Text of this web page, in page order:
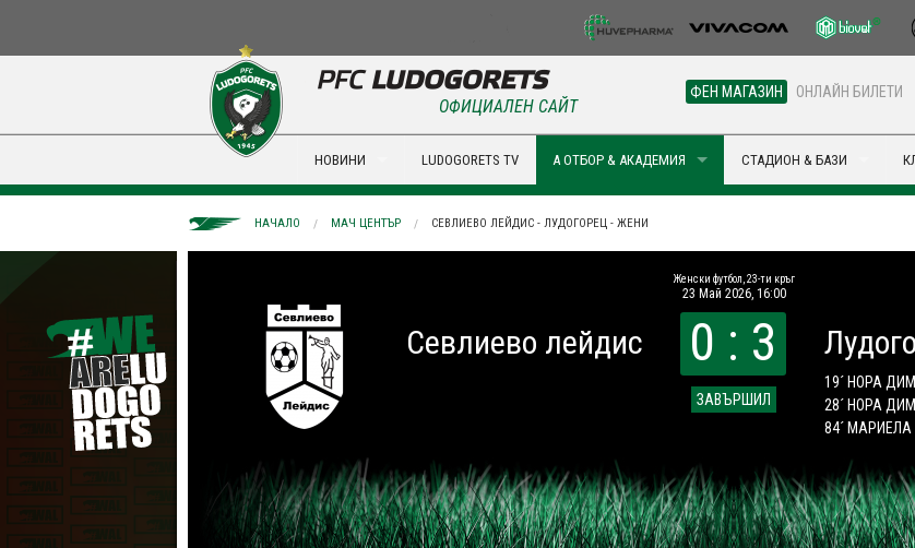
ФЕН МАГАЗИН ОНЛАЙН БИЛЕТИ
ОФИЦИАЛЕН САЙТ
НОВИНИ LUDOGORETS TV А ОТБОР & АКАДЕМИЯ СТАДИОН & БАЗИ
НАЧАЛО МАЧ ЦЕНТЪР СЕВЛИЕВО ЛЕЙДИС - ЛУДОГОРЕЦ - ЖЕНИ
Женски футбол, 23-ти кръг
23 Май 2026, 16:00
Севлиево лейдис 0 : 3
ЗАВЪРШИЛ
19´ НОРА
28´ НОРА
84´